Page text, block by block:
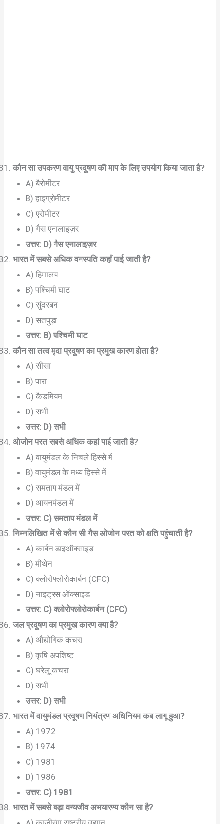
कौन सा उपकरण वायु प्रदूषण की माप के लिए उपयोग किया जाता है?
A) बैरोमीटर
B) हाइग्रोमीटर
C) एरोमीटर
D) गैस एनालाइज़र
उत्तर: D) गैस एनालाइज़र
भारत में सबसे अधिक वनस्पति कहाँ पाई जाती है?
A) हिमालय
B) पश्चिमी घाट
C) सुंदरबन
D) सतपुड़ा
उत्तर: B) पश्चिमी घाट
कौन सा तत्व मृदा प्रदूषण का प्रमुख कारण होता है?
A) सीसा
B) पारा
C) कैडमियम
D) सभी
उत्तर: D) सभी
ओजोन परत सबसे अधिक कहां पाई जाती है?
A) वायुमंडल के निचले हिस्से में
B) वायुमंडल के मध्य हिस्से में
C) समताप मंडल में
D) आयनमंडल में
उत्तर: C) समताप मंडल में
निम्नलिखित में से कौन सी गैस ओजोन परत को क्षति पहुंचाती है?
A) कार्बन डाइऑक्साइड
B) मीथेन
C) क्लोरोफ्लोरोकार्बन (CFC)
D) नाइट्रस ऑक्साइड
उत्तर: C) क्लोरोफ्लोरोकार्बन (CFC)
जल प्रदूषण का प्रमुख कारण क्या है?
A) औद्योगिक कचरा
B) कृषि अपशिष्ट
C) घरेलू कचरा
D) सभी
उत्तर: D) सभी
भारत में वायुमंडल प्रदूषण नियंत्रण अधिनियम कब लागू हुआ?
A) 1972
B) 1974
C) 1981
D) 1986
उत्तर: C) 1981
भारत में सबसे बड़ा वन्यजीव अभयारण्य कौन सा है?